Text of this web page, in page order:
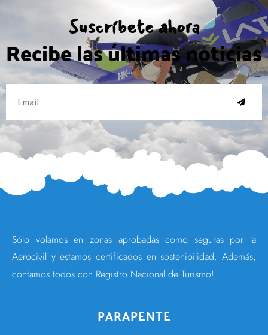
Suscríbete ahora
Recibe las últimas noticias
Sólo volamos en zonas aprobadas como seguras por la
Aerocivil y estamos certificados en sostenibilidad. Además,
contamos todos con Registro Nacional de Turismo!
PARAPENTE